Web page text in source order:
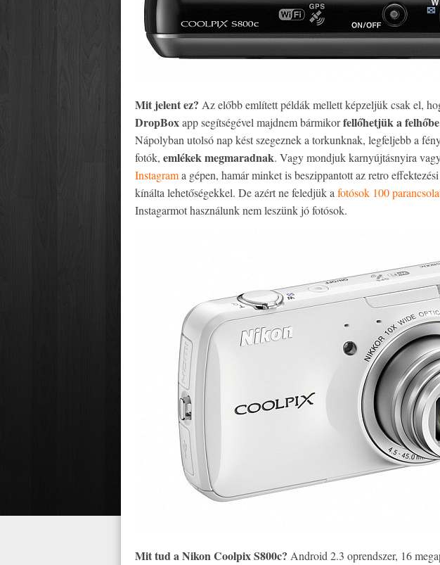
Mit jelent ez? Az előbb említett példák mellett képzeljük csak el,
DropBoxapp segítségével majdnem bármikorfellőhetjük a
Nápolyban utolsó nap kést szegeznek a torkunknak, legfeljebb a
fotók, emlékek megmaradnak. Vagy mondjuk karnyújtásnyira
Instagrama gépen, hamár minket is beszippantott az retro
kínálta lehetőségekkel. De azért ne feledjük a fotósok 100
Instagarmot használunk nem leszünk jó fotósok.
Mit tud a Nikon Coolpix S800c? Android 2.3 oprendszer, 16